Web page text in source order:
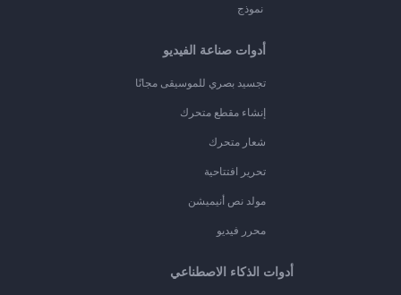
نموذج
أدوات صناعة الفيديو
تجسيد بصري للموسيقى مجانًا
إنشاء مقطع متحرك
شعار متحرك
تحرير افتتاحية
مولد نص أنيميشن
محرر فيديو
أدوات الذكاء الاصطناعي